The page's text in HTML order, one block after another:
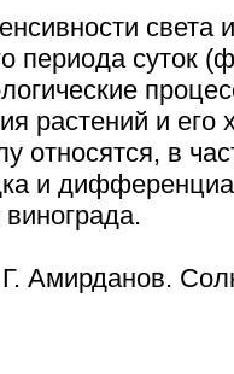
света
периода суток
растений и
относятся, в
и
винограда.
Амирданов.